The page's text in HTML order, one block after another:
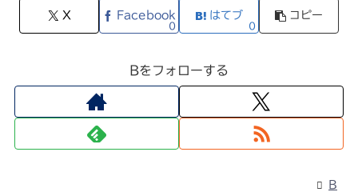
X Facebook
0
はてブ
0
コピー
Bをフォローする
B